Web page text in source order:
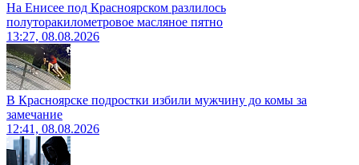
На Енисее под Красноярском разлилось
полуторакилометровое масляное пятно
13:27, 08.08.2026
В Красноярске подростки избили мужчину до комы за
замечание
12:41, 08.08.2026